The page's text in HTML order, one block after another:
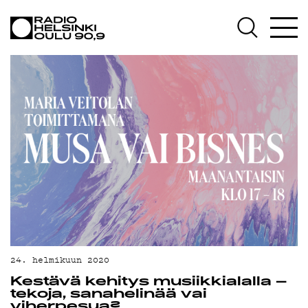
AJANKOHTAISTA
OHJELMAT
TEKIJÄT
ON-DEMAND
PODCAST
MAINOSTA
YHTEYSTIEDOT
G LIVELAB
YSTÄVÄKLUBI
TIETOSUOJA
24. helmikuun 2020
Kestävä kehitys musiikkialalla –
tekoja, sanahelinää vai